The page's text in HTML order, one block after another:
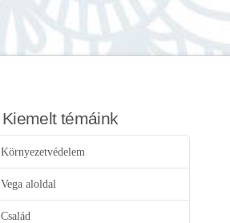
Kiemelt témáink
Környezetvédelem
Vega aloldal
Család